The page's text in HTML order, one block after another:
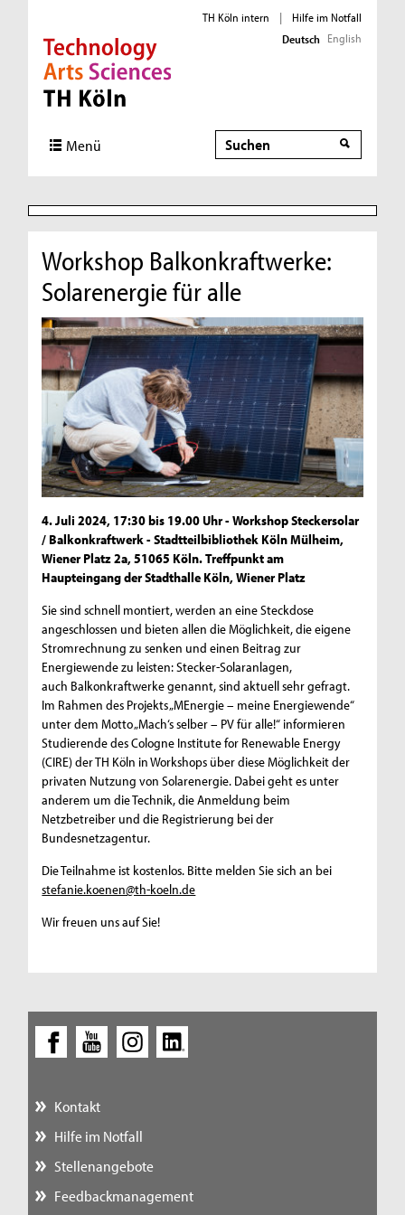
Direkt zur Hauptnavigation
Direkt zur Subnavigation
Direkt zum Inhalt
Direkt zum Fußbereich
TH Köln intern |
Hilfe im Notfall
Deutsch English
Menü Suche
Suche
Workshop Balkonkraftwerke:
Solarenergie für alle
4. Juli 2024, 17:30 bis 19.00 Uhr - Workshop Steckersolar
/ Balkonkraftwerk - Stadtteilbibliothek Köln Mülheim,
Wiener Platz 2a, 51065 Köln. Treffpunkt am
Haupteingang der Stadthalle Köln, Wiener Platz
Sie sind schnell montiert, werden an eine Steckdose
angeschlossen und bieten allen die Möglichkeit, die eigene
Stromrechnung zu senken und einen Beitrag zur
Energiewende zu leisten: Stecker-Solaranlagen,
auch Balkonkraftwerke genannt, sind aktuell sehr gefragt.
Im Rahmen des Projekts „MEnergie – meine Energiewende“
unter dem Motto „Mach‘s selber – PV für alle!“ informieren
Studierende des Cologne Institute for Renewable Energy
(CIRE) der TH Köln in Workshops über diese Möglichkeit der
privaten Nutzung von Solarenergie. Dabei geht es unter
anderem um die Technik, die Anmeldung beim
Netzbetreiber und die Registrierung bei der
Bundesnetzagentur.
Die Teilnahme ist kostenlos. Bitte melden Sie sich an bei
stefanie.koenen@th-koeln.de
Wir freuen uns auf Sie!
Kontakt
Hilfe im Notfall
Stellenangebote
Feedbackmanagement